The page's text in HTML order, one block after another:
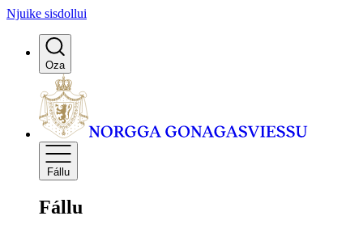
Njuike sisdollui
Oza
Fállu
Fállu